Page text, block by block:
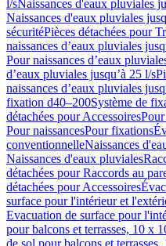
l/sNaissances d'eaux pluviales
Naissances d'eaux pluviales
sécuritéPièces détachées pour
naissances d’eaux pluviales
Pour naissances d’eaux
d’eaux pluviales jusqu’à 25 l/s
naissances d’eaux pluviales
fixation d40–200Système de
détachées pour AccessoiresPour
Pour naissancesPour fixations
conventionnelleNaissances
Naissances d'eaux pluviales
détachées pour Raccords au
détachées pour Accessoires
surface pour l'intérieur et
Evacuation de surface pour
pour balcons et terrasses, 10 x
de sol pour balcons et